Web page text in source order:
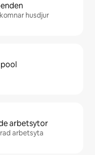
husdjur
arbetsytor
arbetsyta